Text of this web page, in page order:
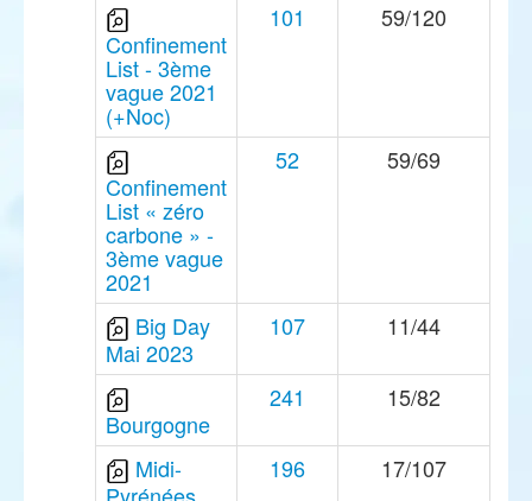
Confinement
List - 3ème
vague 2021
(+Noc)
101 59/120
Confinement
List « zéro
carbone » -
3ème vague
2021
52 59/69
Big Day
Mai 2023
107 11/44
Bourgogne
241 15/82
Midi-
196 17/107